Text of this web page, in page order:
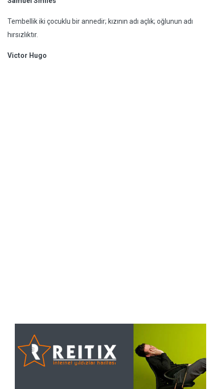
Tembellik iki çocuklu bir annedir; kızının adı açlık; oğlunun adı
hırsızlıktır.
Victor Hugo